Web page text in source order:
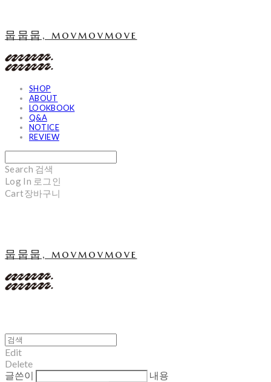
뭅뭅뭅, movmovmove
SHOP
ABOUT
LOOKBOOK
Q&A
NOTICE
REVIEW
Search 검색
Log In 로그인
Cart장바구니
뭅뭅뭅, movmovmove
Edit
Delete
글쓴이
내용